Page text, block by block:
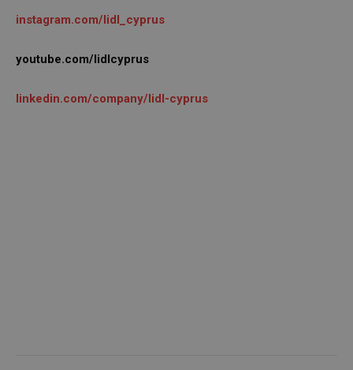
instagram.com/lidl_cyprus
youtube.com/lidlcyprus
linkedin.com/company/lidl-cyprus